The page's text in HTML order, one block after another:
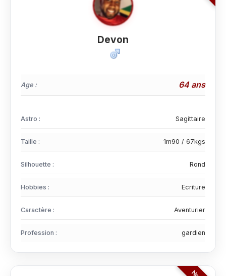
Devon
Age : 64 ans
Astro : Sagittaire
Taille : 1m90 / 67kgs
Silhouette : Rond
Hobbies : Ecriture
Caractère : Aventurier
Profession : gardien